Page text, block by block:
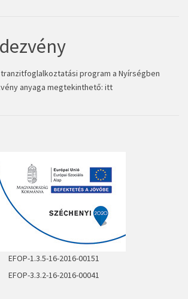
program a Nyírségben
anyaga megtekinthető: itt
EFOP-1.3.5-16-2016-00151
EFOP-3.3.2-16-2016-00041